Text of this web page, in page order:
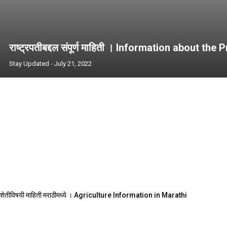
राष्ट्रपतीबद्दल संपूर्ण माहिती । Information about
Stay Updated - July 21, 2022
शेतीविषयी माहिती मराठीमध्ये । Agriculture Information in Marathi